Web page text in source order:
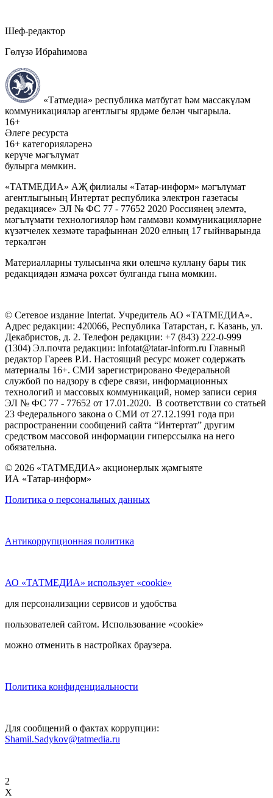
Шеф-редактор
Гөлүзә Ибраһимова
«Татмедиа» республика матбугат һәм массакүләм
коммуникацияләр агентлыгы ярдәме белән чыгарыла.
16+
Әлеге ресурста
16+ категорияләренә
керүче мәгълүмат
булырга мөмкин.
«ТАТМЕДИА» АҖ филиалы «Татар-информ» мәгълүмат
агентлыгының Интертат республика электрон газетасы
редакциясе» ЭЛ № ФС 77 - 77652 2020 Россиянең элемтә,
мәгълүмати технологияләр һәм гаммәви коммуникацияләрне
күзәтчелек хезмәте тарафыннан 2020 елның 17 гыйнварында
теркәлгән
Материалларны тулысынча яки өлешчә куллану бары тик
редакциядән язмача рөхсәт булганда гына мөмкин.
© Сетевое издание Intertat. Учредитель АО «ТАТМЕДИА».
Адрес редакции: 420066, Республика Татарстан, г. Казань, ул.
Декабристов, д. 2. Телефон редакции: +7 (843) 222-0-999
(1304) Эл.почта редакции: infotat@tatar-inform.ru Главный
редактор Гареев Р.И. Настоящий ресурс может содержать
материалы 16+. СМИ зарегистрировано Федеральной
службой по надзору в сфере связи, информационных
технологий и массовых коммуникаций, номер записи серия
ЭЛ № ФС 77 - 77652 от 17.01.2020. В соответствии со статьей
23 Федерального закона о СМИ от 27.12.1991 года при
распространении сообщений сайта “Интертат” другим
средством массовой информации гиперссылка на него
обязательна.
© 2026 «ТАТМЕДИА» акционерлык җәмгыяте
ИА «Татар-информ»
Политика о персональных данных
Антикоррупционная политика
АО «ТАТМЕДИА» использует «cookie»
для персонализации сервисов и удобства
пользователей сайтом. Использование «cookie»
можно отменить в настройках браузера.
Политика конфиденциальности
Для сообщений о фактах коррупции:
Shamil.Sadykov@tatmedia.ru
2
X